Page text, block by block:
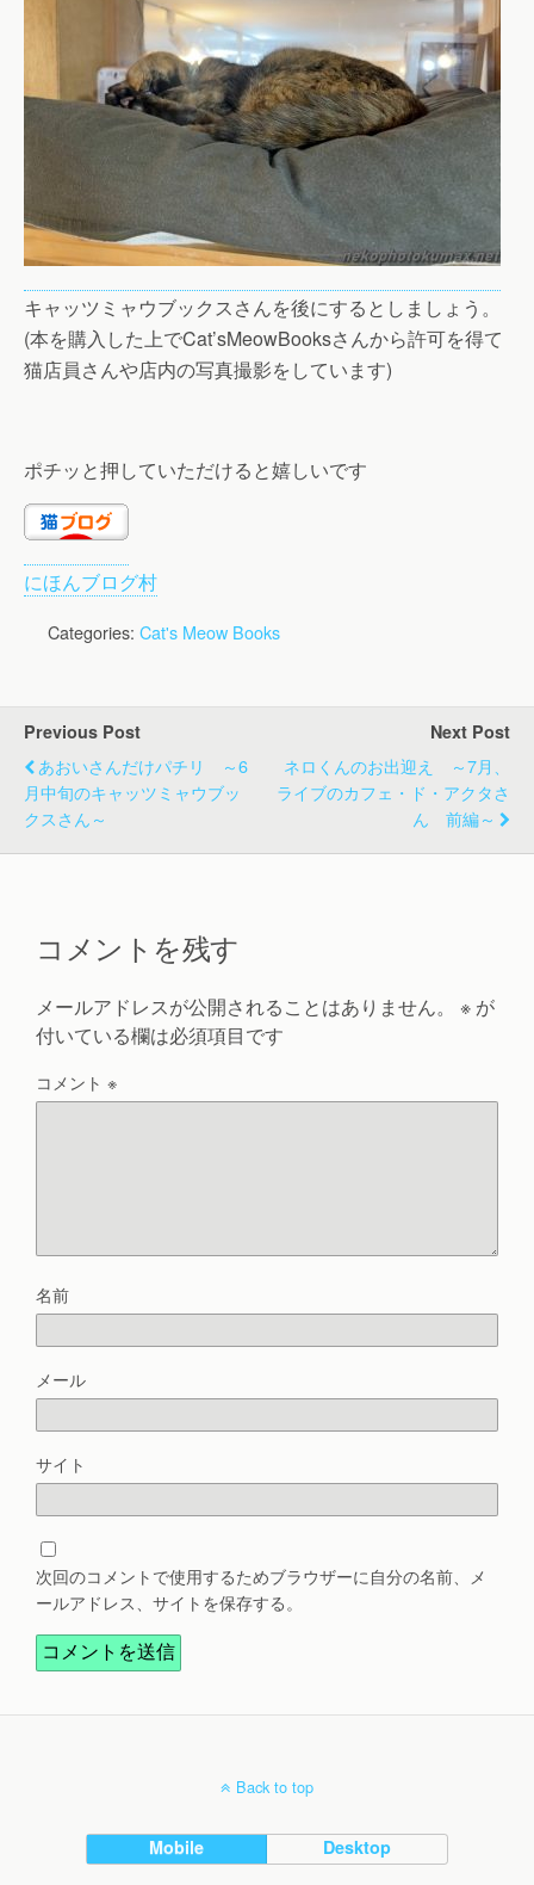
キャッツミャウブックスさんを後にするとしましょう。
(本を購入した上でCat’sMeowBooksさんから許可を得て
猫店員さんや店内の写真撮影をしています)
ポチッと押していただけると嬉しいです
にほんブログ村
Categories: Cat's Meow Books
Previous Post
あおいさんだけパチリ ～6
月中旬のキャッツミャウブッ
クスさん～
Next Post
ネロくんのお出迎え ～7月、
ライブのカフェ・ド・アクタさ
ん 前編～
コメントを残す
メールアドレスが公開されることはありません。 ※ が
付いている欄は必須項目です
コメント ※
名前
メール
サイト
次回のコメントで使用するためブラウザーに自分の名前、メ
ールアドレス、サイトを保存する。
Back to top
Mobile Desktop